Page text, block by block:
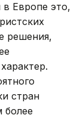
в Европе это,
решения,
стран
более